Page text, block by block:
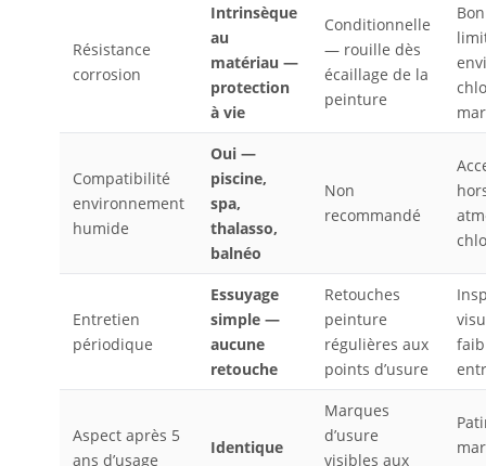
Résistance
corrosion
Intrinsèque
au
matériau —
protection
à vie
Conditionnelle
— rouille dès
écaillage de la
peinture
Compatibilité
environnement
humide
Oui —
piscine,
spa,
thalasso,
balnéo
Non
recommandé
Entretien
périodique
Essuyage
simple —
aucune
retouche
Retouches
peinture
régulières aux
points d’usure
Aspect après 5
ans d’usage
Identique
Marques
d’usure
visibles aux